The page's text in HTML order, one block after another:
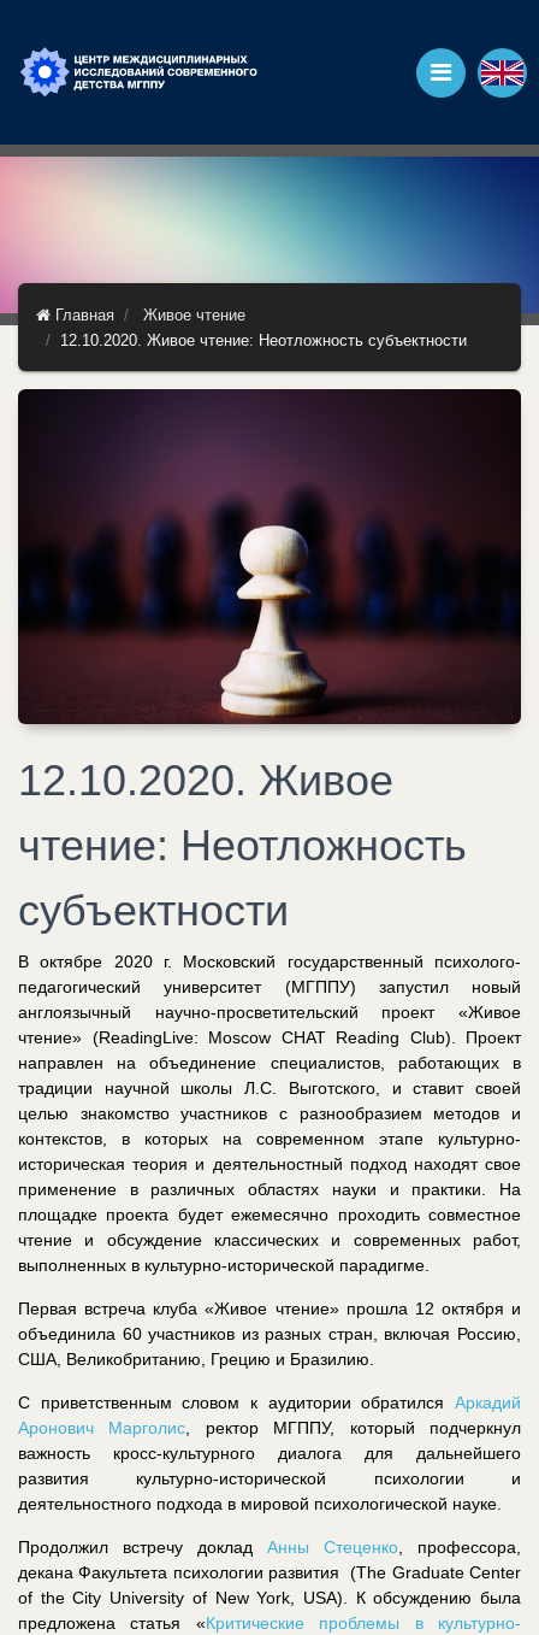
Главная
Живое чтение
12.10.2020. Живое чтение: Неотложность субъектности
12.10.2020. Живое
чтение: Неотложность
субъектности
В октябре 2020 г. Московский государственный психолого-
педагогический университет (МГППУ) запустил новый
англоязычный научно-просветительский проект «Живое
чтение» (ReadingLive: Moscow CHAT Reading Club). Проект
направлен на объединение специалистов, работающих в
традиции научной школы Л.С. Выготского, и ставит своей
целью знакомство участников с разнообразием методов и
контекстов, в которых на современном этапе культурно-
историческая теория и деятельностный подход находят свое
применение в различных областях науки и практики. На
площадке проекта будет ежемесячно проходить совместное
чтение и обсуждение классических и современных работ,
выполненных в культурно-исторической парадигме.
Первая встреча клуба «Живое чтение» прошла 12 октября и
объединила 60 участников из разных стран, включая Россию,
США, Великобританию, Грецию и Бразилию.
С приветственным словом к аудитории обратился Аркадий
Аронович Марголис, ректор МГППУ, который подчеркнул
важность кросс-культурного диалога для дальнейшего
развития культурно-исторической психологии и
деятельностного подхода в мировой психологической науке.
Продолжил встречу доклад Анны Стеценко, профессора,
декана Факультета психологии развития (The Graduate Center
of the City University of New York, USA). К обсуждению была
предложена статья «Критические проблемы в культурно-